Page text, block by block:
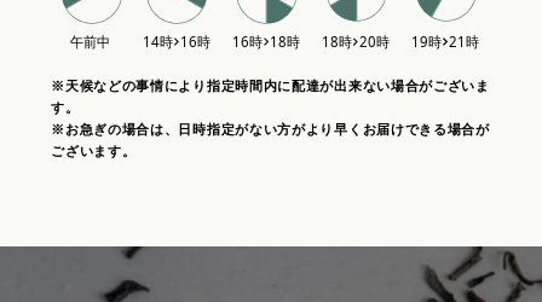
※天候などの事情により指定時間内に配達が出来ない場合がございま
す。
※お急ぎの場合は、日時指定がない方がより早くお届けできる場合が
ございます。